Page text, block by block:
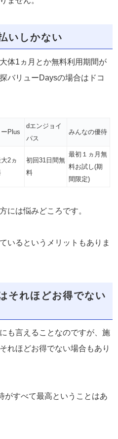
いしかない
体1ヵ月とか無料利用期間が
バリューDaysの場合はドコ
Plus
dエンジョイ
パス
みんなの優待
2ヵ
初回31日間無
料
最初１ヵ月無
料お試し(期
間限定)
には悩みどころです。
いるというメリットもありま
それほどお得でない
も言えることなのですが、施
れほどお得でない場合もあり
がすべて最高ということはあ